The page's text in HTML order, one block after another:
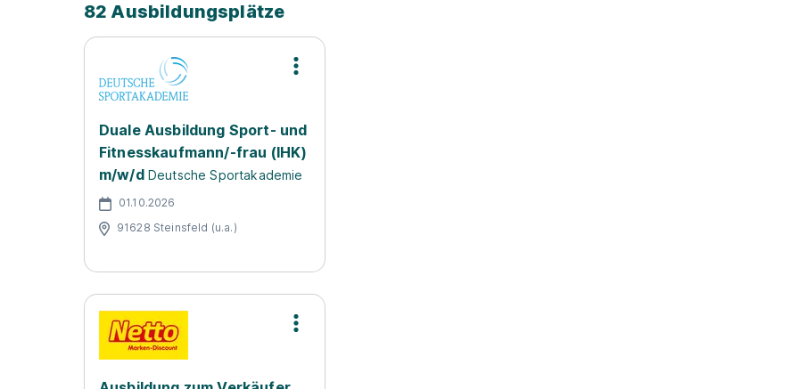
82 Ausbildungsplätze
Duale Ausbildung Sport- und
Fitnesskaufmann/-frau (IHK)
m/w/d Deutsche Sportakademie
01.10.2026
91628 Steinsfeld (u.a.)